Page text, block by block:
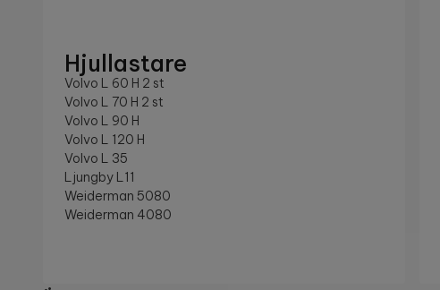
Hjullastare
Volvo L 60 H 2 st
Volvo L 70 H 2 st
Volvo L 90 H
Volvo L 120 H
Volvo L 35
Ljungby L11
Weiderman 5080
Weiderman 4080